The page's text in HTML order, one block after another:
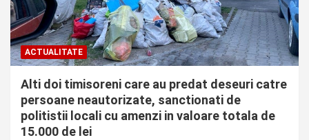
ACTUALITATE
Alti doi timisoreni care au predat deseuri catre
persoane neautorizate, sanctionati de
politistii locali cu amenzi in valoare totala de
15.000 de lei